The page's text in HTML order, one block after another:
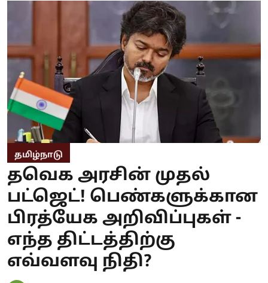
தமிழ்நாடு
தவெக அரசின் முதல்
பட்ஜெட்! பெண்களுக்கான
பிரத்யேக அறிவிப்புகள் -
எந்த திட்டத்திற்கு
எவ்வளவு நிதி?